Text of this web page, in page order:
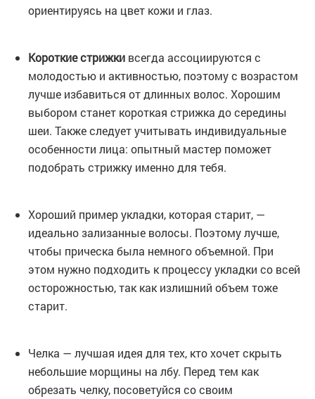
ориентируясь на цвет кожи и глаз.
Короткие стрижки всегда ассоциируются с
молодостью и активностью, поэтому с возрастом
лучше избавиться от длинных волос. Хорошим
выбором станет короткая стрижка до середины
шеи. Также следует учитывать индивидуальные
особенности лица: опытный мастер поможет
подобрать стрижку именно для тебя.
Хороший пример укладки, которая старит, —
идеально зализанные волосы. Поэтому лучше,
чтобы прическа была немного объемной. При
этом нужно подходить к процессу укладки со всей
осторожностью, так как излишний объем тоже
старит.
Челка — лучшая идея для тех, кто хочет скрыть
небольшие морщины на лбу. Перед тем как
обрезать челку, посоветуйся со своим